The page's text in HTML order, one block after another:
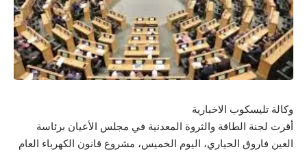
وكالة تليسكوب الاخبارية
أقرت لجنة الطاقة والثروة المعدنية في مجلس الأعيان برئاسة
العين فاروق الحياري، اليوم الخميس، مشروع قانون الكهرباء العام